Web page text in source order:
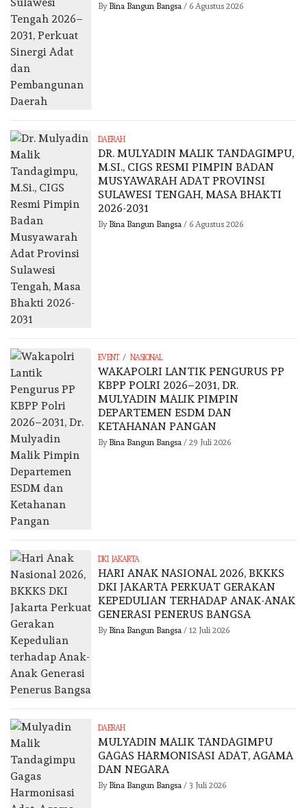
By Bina Bangun Bangsa/ 6 Agustus 2026
DAERAH
DR. MULYADIN MALIK TANDAGIMPU,
M.SI., CIGS RESMI PIMPIN BADAN
MUSYAWARAH ADAT PROVINSI
SULAWESI TENGAH, MASA BHAKTI
2026-2031
By Bina Bangun Bangsa/ 6 Agustus 2026
EVENT / NASIONAL
WAKAPOLRI LANTIK PENGURUS PP
KBPP POLRI 2026–2031, DR.
MULYADIN MALIK PIMPIN
DEPARTEMEN ESDM DAN
KETAHANAN PANGAN
By Bina Bangun Bangsa/ 29 Juli 2026
DKI JAKARTA
HARI ANAK NASIONAL 2026, BKKKS
DKI JAKARTA PERKUAT GERAKAN
KEPEDULIAN TERHADAP ANAK-ANAK
GENERASI PENERUS BANGSA
By Bina Bangun Bangsa/ 12 Juli 2026
DAERAH
MULYADIN MALIK TANDAGIMPU
GAGAS HARMONISASI ADAT, AGAMA
DAN NEGARA
By Bina Bangun Bangsa/ 3 Juli 2026